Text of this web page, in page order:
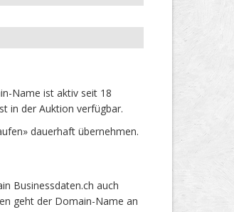
Name ist aktiv seit 18
in der Auktion verfügbar.
dauerhaft übernehmen.
Businessdaten.ch auch
geht der Domain-Name an